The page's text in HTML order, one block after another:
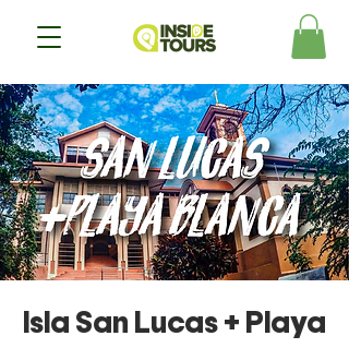
Isla San Lucas + Playa